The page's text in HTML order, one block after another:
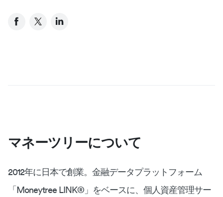
マネーツリーについて
2012年に日本で創業。金融データプラットフォーム
「Moneytree LINK®︎」をベースに、個人資産管理サー